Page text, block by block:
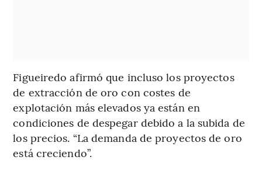
Figueiredo afirmó que incluso los proyectos
de extracción de oro con costes de
explotación más elevados ya están en
condiciones de despegar debido a la subida de
los precios. “La demanda de proyectos de oro
está creciendo”.